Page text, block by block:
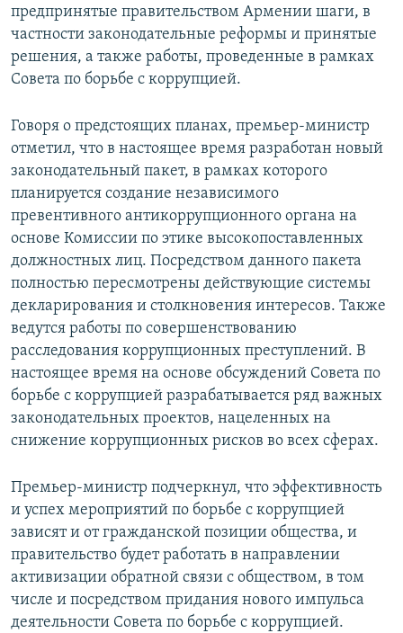
предпринятые правительством Армении шаги, в
частности законодательные реформы и принятые
решения, а также работы, проведенные в рамках
Совета по борьбе с коррупцией.
Говоря о предстоящих планах, премьер-министр
отметил, что в настоящее время разработан новый
законодательный пакет, в рамках которого
планируется создание независимого
превентивного антикоррупционного органа на
основе Комиссии по этике высокопоставленных
должностных лиц. Посредством данного пакета
полностью пересмотрены действующие системы
декларирования и столкновения интересов. Также
ведутся работы по совершенствованию
расследования коррупционных преступлений. В
настоящее время на основе обсуждений Совета по
борьбе с коррупцией разрабатывается ряд важных
законодательных проектов, нацеленных на
снижение коррупционных рисков во всех сферах.
Премьер-министр подчеркнул, что эффективность
и успех мероприятий по борьбе с коррупцией
зависят и от гражданской позиции общества, и
правительство будет работать в направлении
активизации обратной связи с обществом, в том
числе и посредством придания нового импульса
деятельности Совета по борьбе с коррупцией.